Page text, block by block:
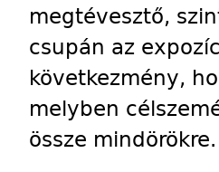
megtévesztő,
csupán az
következmény,
melyben
össze mindörökre.